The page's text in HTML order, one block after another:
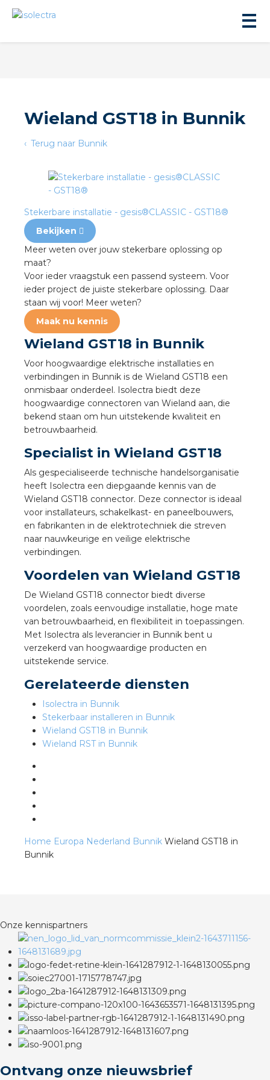
Wieland GST18 in Bunnik
Terug naar Bunnik
Stekerbare installatie - gesis®CLASSIC - GST18®
Bekijken
Meer weten over jouw stekerbare oplossing op
maat?
Voor ieder vraagstuk een passend systeem. Voor
ieder project de juiste stekerbare oplossing. Daar
staan wij voor! Meer weten?
Maak nu kennis
Wieland GST18 in Bunnik
Voor hoogwaardige elektrische installaties en
verbindingen in Bunnik is de Wieland GST18 een
onmisbaar onderdeel. Isolectra biedt deze
hoogwaardige connectoren van Wieland aan, die
bekend staan om hun uitstekende kwaliteit en
betrouwbaarheid.
Specialist in Wieland GST18
Als gespecialiseerde technische handelsorganisatie
heeft Isolectra een diepgaande kennis van de
Wieland GST18 connector. Deze connector is ideaal
voor installateurs, schakelkast- en paneelbouwers,
en fabrikanten in de elektrotechniek die streven
naar nauwkeurige en veilige elektrische
verbindingen.
Voordelen van Wieland GST18
De Wieland GST18 connector biedt diverse
voordelen, zoals eenvoudige installatie, hoge mate
van betrouwbaarheid, en flexibiliteit in toepassingen.
Met Isolectra als leverancier in Bunnik bent u
verzekerd van hoogwaardige producten en
uitstekende service.
Gerelateerde diensten
Isolectra in Bunnik
Stekerbaar installeren in Bunnik
Wieland GST18 in Bunnik
Wieland RST in Bunnik
Home Europa Nederland Bunnik Wieland GST18 in
Bunnik
Onze kennispartners
Ontvang onze nieuwsbrief
installeren
installeren
installeren
installeren in beton
installeren in de tuinbouw
stekerbare vlakkabel
GST®
RST®
Academy
waarde